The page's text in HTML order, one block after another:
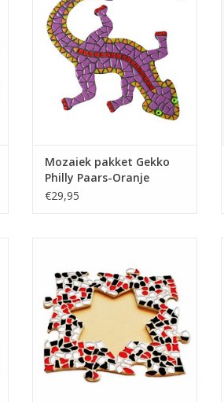
deze prachtige gekko te
mozaïeken.
TOEVOEGEN AAN WINKELWAGEN
Mozaiek pakket Gekko
Philly Paars-Oranje
€29,95
TOEVOEGEN AAN WINKELWAGEN